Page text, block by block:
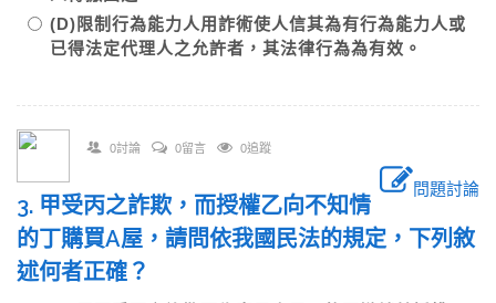
(D)限制行為能力人用詐術使人信其為有行為能力人或
已得法定代理人之允許者，其法律行為為有效。
0討論 0留言 0追蹤
問題討論
3. 甲受丙之詐欺，而授權乙向不知情
的丁購買A屋，請問依我國民法的規定，下列敘
述何者正確？